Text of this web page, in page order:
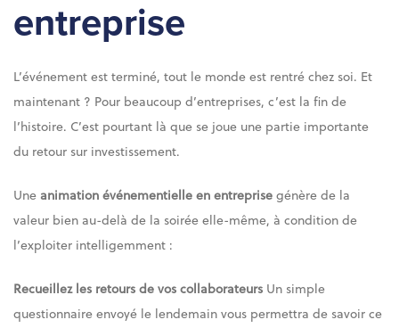
entreprise
L’événement est terminé, tout le monde est rentré chez soi. Et
maintenant ? Pour beaucoup d’entreprises, c’est la fin de
l’histoire. C’est pourtant là que se joue une partie importante
du retour sur investissement.
Une animation événementielle en entreprisegénère de la
valeur bien au-delà de la soirée elle-même, à condition de
l’exploiter intelligemment :
Recueillez les retours de vos collaborateurs Un simple
questionnaire envoyé le lendemain vous permettra de savoir ce